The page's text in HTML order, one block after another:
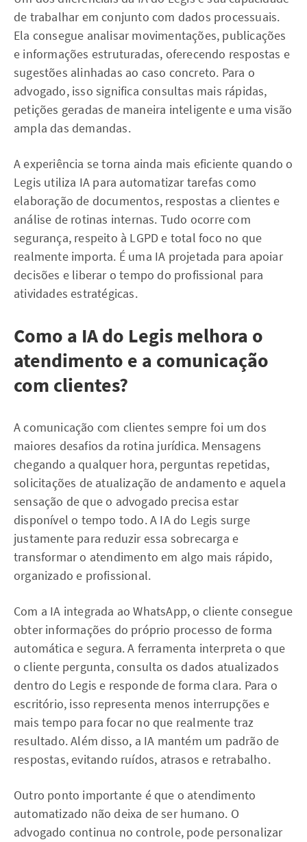
de trabalhar em conjunto com dados processuais.
Ela consegue analisar movimentações, publicações
e informações estruturadas, oferecendo respostas e
sugestões alinhadas ao caso concreto. Para o
advogado, isso significa consultas mais rápidas,
petições geradas de maneira inteligente e uma visão
ampla das demandas.
A experiência se torna ainda mais eficiente quando o
Legis utiliza IA para automatizar tarefas como
elaboração de documentos, respostas a clientes e
análise de rotinas internas. Tudo ocorre com
segurança, respeito à LGPD e total foco no que
realmente importa. É uma IA projetada para apoiar
decisões e liberar o tempo do profissional para
atividades estratégicas.
Como a IA do Legis melhora o
atendimento e a comunicação
com clientes?
A comunicação com clientes sempre foi um dos
maiores desafios da rotina jurídica. Mensagens
chegando a qualquer hora, perguntas repetidas,
solicitações de atualização de andamento e aquela
sensação de que o advogado precisa estar
disponível o tempo todo. A IA do Legis surge
justamente para reduzir essa sobrecarga e
transformar o atendimento em algo mais rápido,
organizado e profissional.
Com a IA integrada ao WhatsApp, o cliente consegue
obter informações do próprio processo de forma
automática e segura. A ferramenta interpreta o que
o cliente pergunta, consulta os dados atualizados
dentro do Legis e responde de forma clara. Para o
escritório, isso representa menos interrupções e
mais tempo para focar no que realmente traz
resultado. Além disso, a IA mantém um padrão de
respostas, evitando ruídos, atrasos e retrabalho.
Outro ponto importante é que o atendimento
automatizado não deixa de ser humano. O
advogado continua no controle, pode personalizar